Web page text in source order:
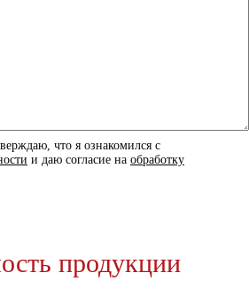
что я ознакомился с
и даю согласие на обработку
продукции